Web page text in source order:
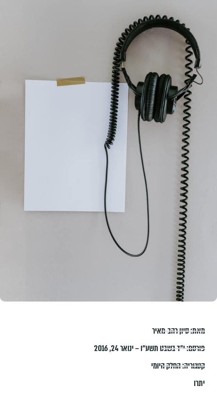
מאת:סיון רהב-מאיר
פורסם:י״ד בשבט תשע״ו – ינואר 24, 2016
קטגוריה:החלק היומי
יתרו